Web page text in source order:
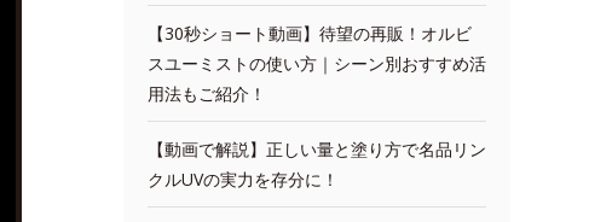
【30秒ショート動画】待望の再販！オルビ
スユーミストの使い方｜シーン別おすすめ活
用法もご紹介！
【動画で解説】正しい量と塗り方で名品リン
クルUVの実力を存分に！